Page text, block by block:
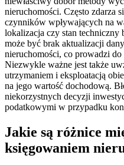
nieruchomości. Często zdarza
czynników wpływających na
lokalizacja czy stan
może być brak aktualizacji
nieruchomości, co prowadzi
Niezwykle ważne jest także
utrzymaniem i eksploatacją
na jego wartość dochodową.
niekorzystnych decyzji
podatkowymi w przypadku
Jakie są różnice
księgowaniem